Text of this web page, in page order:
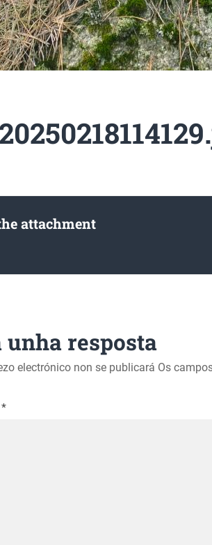
attachment
unha resposta
electrónico non se publicará Os
*